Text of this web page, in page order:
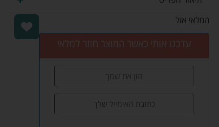
המלאי אזל
עדכנו אותי כאשר המוצר חוזר למלאי